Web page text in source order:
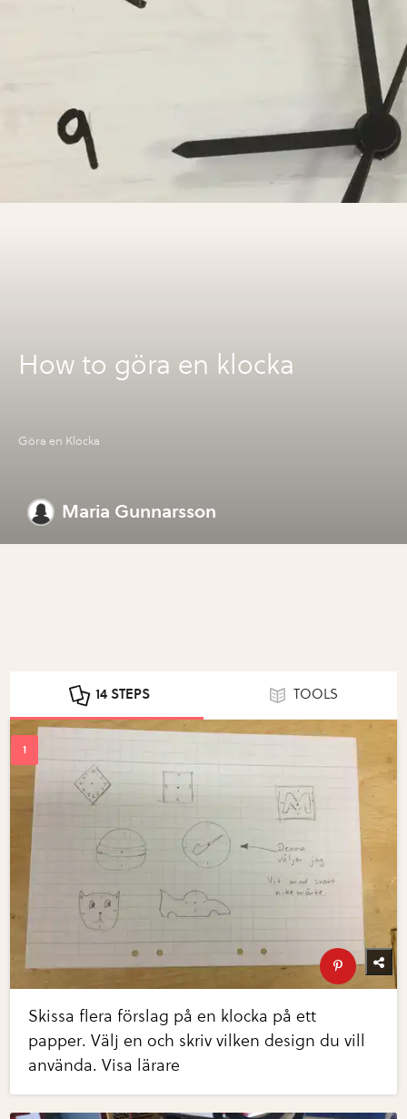
How to göra en klocka
Göra en Klocka
Maria Gunnarsson
14 STEPS TOOLS
Skissa flera förslag på en klocka på ett
papper. Välj en och skriv vilken design du vill
använda. Visa lärare